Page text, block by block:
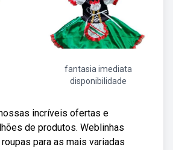
fantasia imediata
disponibilidade
incríveis ofertas e
de produtos. Weblinhas
para as mais variadas